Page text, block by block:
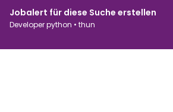
Jobalert für diese Suche erstellen
Developer python • thun